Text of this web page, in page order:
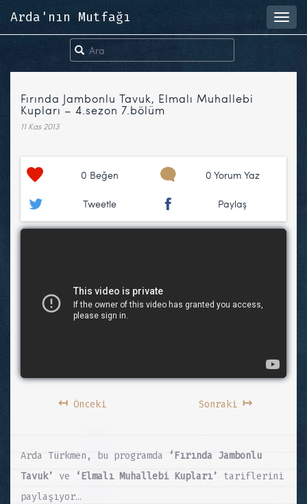
Arda'nın Mutfağı
Fırında Jambonlu Tavuk, Elmalı Muhallebi
Kupları – 4.sezon 7.bölüm
11 Kas 2013
0 Beğen 0 Yorum Yaz
Tweetle Paylaş
↤Önceki Sonraki ↦
Arda Türkmen, bu programda
‘Fırında Jambonlu
Tavuk’
ve ‘Elmalı Muhallebi Kupları’
tariflerini
paylaşıyor…